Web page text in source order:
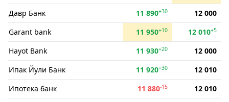
Давр Банк 11 890+30
12 000
Garant bank
11 950+10 12 010+5
Hayot Bank 11 930+20
12 000
Ипак Йули Банк
11 920+30
12 010
Ипотека банк
11 880-15
12 010